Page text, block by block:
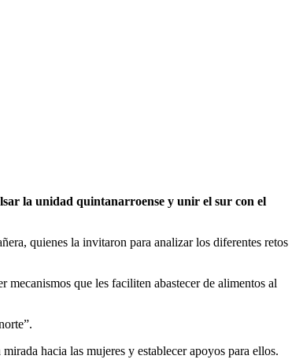
la unidad quintanarroense y unir el sur con el
quienes la invitaron para analizar los diferentes retos
que les faciliten abastecer de alimentos al
hacia las mujeres y establecer apoyos para ellos.